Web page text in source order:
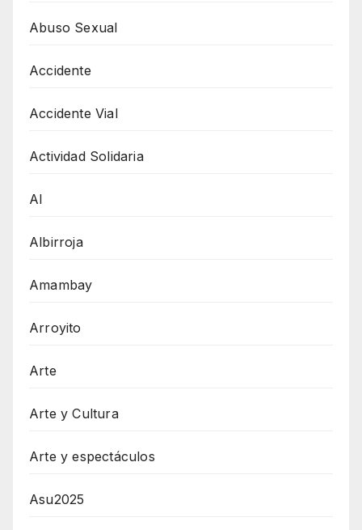
Abuso Sexual
Accidente
Accidente Vial
Actividad Solidaria
AI
Albirroja
Amambay
Arroyito
Arte
Arte y Cultura
Arte y espectáculos
Asu2025